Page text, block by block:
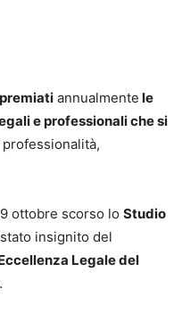
premiati annualmente le
e professionali che si
ottobre scorso lo Studio
insignito del
Legale del